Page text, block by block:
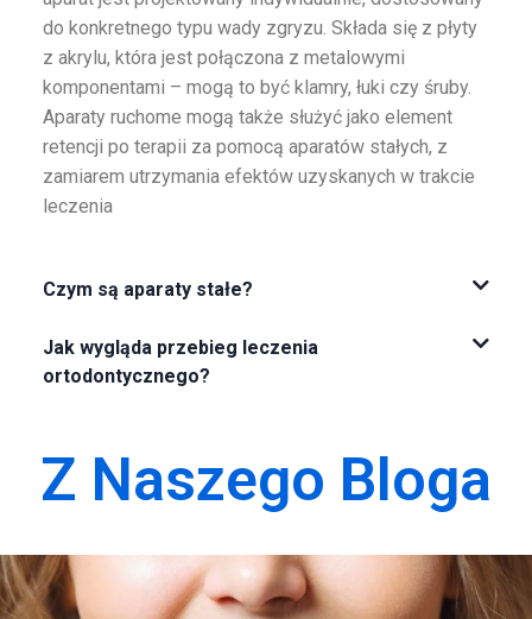
do konkretnego typu wady zgryzu. Składa się z płyty
z akrylu, która jest połączona z metalowymi
komponentami – mogą to być klamry, łuki czy śruby.
Aparaty ruchome mogą także służyć jako element
retencji po terapii za pomocą aparatów stałych, z
zamiarem utrzymania efektów uzyskanych w trakcie
leczenia
Czym są aparaty stałe?
Jak wygląda przebieg leczenia
ortodontycznego?
Z Naszego Bloga